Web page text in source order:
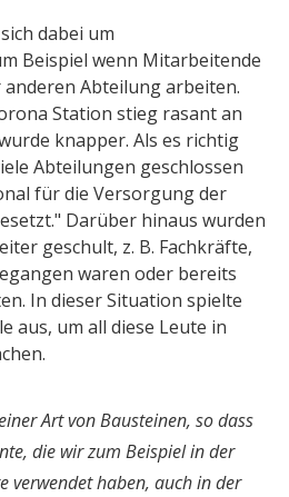
dabei um
Beispiel wenn Mitarbeitende
Abteilung arbeiten.
Station stieg rasant an
knapper. Als es richtig
Abteilungen geschlossen
für die Versorgung der
Darüber hinaus wurden
geschult, z. B. Fachkräfte,
waren oder bereits
In dieser Situation spielte
aus, um all diese Leute in
Art von Bausteinen, so dass
die wir zum Beispiel in der
verwendet haben, auch in der